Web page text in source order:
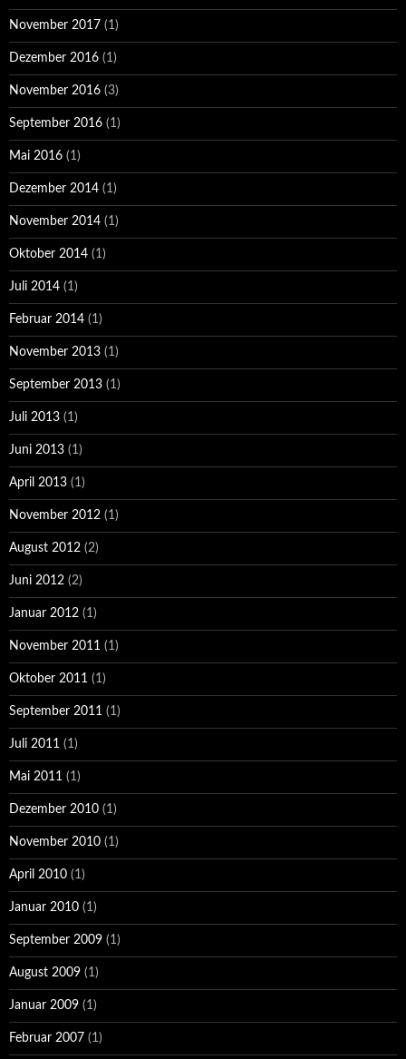
November 2017 (1)
Dezember 2016 (1)
November 2016 (3)
September 2016 (1)
Mai 2016 (1)
Dezember 2014 (1)
November 2014 (1)
Oktober 2014 (1)
Juli 2014 (1)
Februar 2014 (1)
November 2013 (1)
September 2013 (1)
Juli 2013 (1)
Juni 2013 (1)
April 2013 (1)
November 2012 (1)
August 2012 (2)
Juni 2012 (2)
Januar 2012 (1)
November 2011 (1)
Oktober 2011 (1)
September 2011 (1)
Juli 2011 (1)
Mai 2011 (1)
Dezember 2010 (1)
November 2010 (1)
April 2010 (1)
Januar 2010 (1)
September 2009 (1)
August 2009 (1)
Januar 2009 (1)
Februar 2007 (1)